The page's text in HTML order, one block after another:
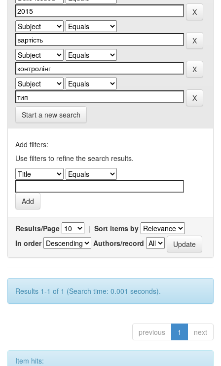
Start a new search
Add filters:
Use filters to refine the search results.
Results/Page | Sort items by
In order
Authors/record
Results 1-1 of 1 (Search time: 0.001 seconds).
previous 1 next
Item hits: